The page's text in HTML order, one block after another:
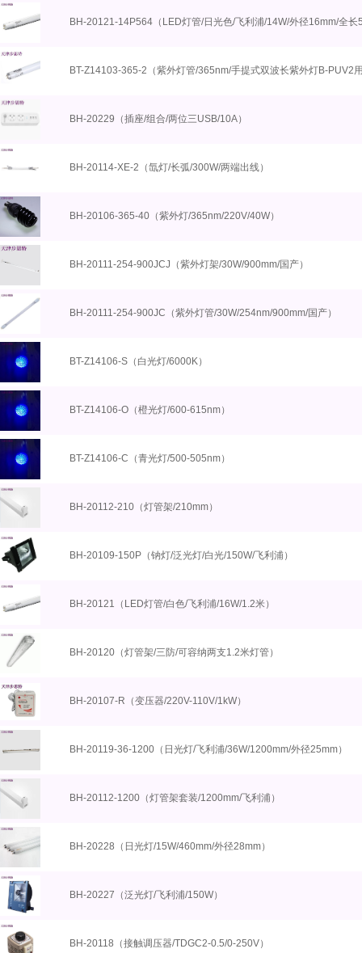
BH-20121-14P564（LED灯管/日光色/飞利浦/14W/外径16mm/全长
BT-Z14103-365-2（紫外灯管/365nm/手提式双波长紫外灯B-PUV2
BH-20229（插座/组合/两位三USB/10A）
BH-20114-XE-2（氙灯/长弧/300W/两端出线）
BH-20106-365-40（紫外灯/365nm/220V/40W）
BH-20111-254-900JCJ（紫外灯架/30W/900mm/国产）
BH-20111-254-900JC（紫外灯管/30W/254nm/900mm/国产）
BT-Z14106-S（白光灯/6000K）
BT-Z14106-O（橙光灯/600-615nm）
BT-Z14106-C（青光灯/500-505nm）
BH-20112-210（灯管架/210mm）
BH-20109-150P（钠灯/泛光灯/白光/150W/飞利浦）
BH-20121（LED灯管/白色/飞利浦/16W/1.2米）
BH-20120（灯管架/三防/可容纳两支1.2米灯管）
BH-20107-R（变压器/220V-110V/1kW）
BH-20119-36-1200（日光灯/飞利浦/36W/1200mm/外径25mm）
BH-20112-1200（灯管架套装/1200mm/飞利浦）
BH-20228（日光灯/15W/460mm/外径28mm）
BH-20227（泛光灯/飞利浦/150W）
BH-20118（接触调压器/TDGC2-0.5/0-250V）